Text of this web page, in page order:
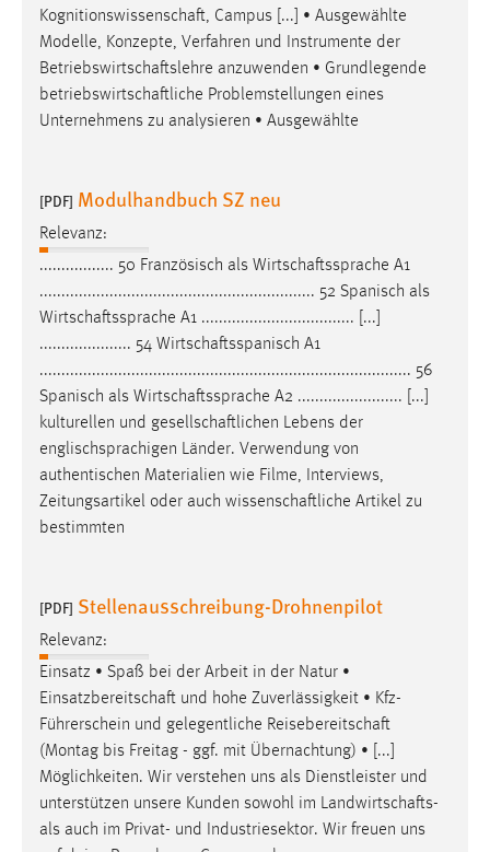
Kognitionswissenschaft, Campus [...] • Ausgewählte
Modelle, Konzepte, Verfahren und Instrumente der
Betriebswirtschaftslehre anzuwenden • Grundlegende
betriebswirtschaftliche Problemstellungen eines
Unternehmens zu analysieren • Ausgewählte
[PDF] Modulhandbuch SZ neu
Relevanz:
................. 50 Französisch als Wirtschaftssprache A1
............................................................... 52 Spanisch als
Wirtschaftssprache A1 ................................... [...]
..................... 54 Wirtschaftsspanisch A1
..................................................................................... 56
Spanisch als Wirtschaftssprache A2 ........................ [...]
kulturellen und gesellschaftlichen Lebens der
englischsprachigen Länder. Verwendung von
authentischen Materialien wie Filme, Interviews,
Zeitungsartikel oder auch wissenschaftliche Artikel zu
bestimmten
[PDF] Stellenausschreibung-Drohnenpilot
Relevanz:
Einsatz • Spaß bei der Arbeit in der Natur •
Einsatzbereitschaft und hohe Zuverlässigkeit • Kfz-
Führerschein und gelegentliche Reisebereitschaft
(Montag bis Freitag - ggf. mit Übernachtung) • [...]
Möglichkeiten. Wir verstehen uns als Dienstleister und
unterstützen unsere Kunden sowohl im Landwirtschafts-
als auch im Privat- und Industriesektor. Wir freuen uns
STATISTIK
Statistik Cookies erfassen Informationen anonym.
Matomo
Name:
_pk_ref, _pk_cvar, _pk_id, _pk_ses
Cookie Laufzeit:
Max. 13 Monate
MARKETING
Sie tun dies, indem sie Besucher über Websites
Google Ads
Name:
_gcl_au
Anbieter:
Google Ireland Limited